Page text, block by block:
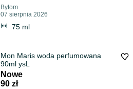
Bytom
07 sierpnia 2026
75 ml
Mon Maris woda perfumowana
90ml ysL
Nowe
90 zł